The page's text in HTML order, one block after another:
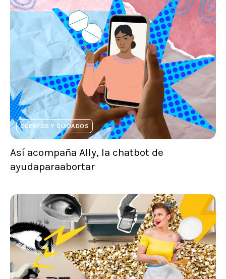
CUERPOS Y CUIDADOS
Así acompaña Ally, la chatbot de
ayudaparaabortar